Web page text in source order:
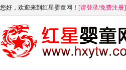
您好，欢迎来到 红星婴童网 ！ [请登录/免费注册]